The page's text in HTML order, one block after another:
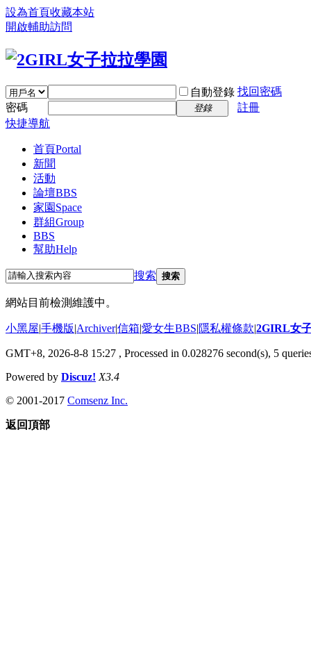
設為首頁收藏本站
開啟輔助訪問
自動登錄 找回密碼
密碼
登錄
註冊
快捷導航
首頁Portal
新聞
活動
論壇BBS
家園 Space
群組Group
BBS
幫助Help
搜索 搜索
網站目前檢測維護中。
小黑屋|手機版|Archiver|信箱|愛女生BBS|隱私權條款|2GIRL女
GMT+8, 2026-8-8 15:27 , Processed in 0.028276 second(s), 5
Powered by Discuz! X3.4
© 2001-2017 Comsenz Inc.
返回頂部